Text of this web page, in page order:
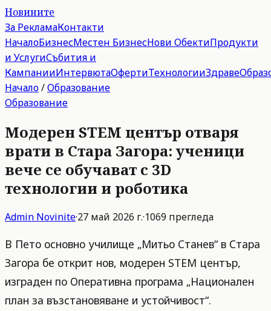
Новините
За РекламаКонтакти
НачалоБизнесМестен БизнесНови ОбектиПродукти
и УслугиСъбития и
КампанииИнтервютаОфертиТехнологииЗдраве
Начало/Образование
Образование
Модерен STEM център отваря
врати в Стара Загора: ученици
вече се обучават с 3D
технологии и роботика
Admin Novinite·27 май 2026 г.·1069 прегледа
В Пето основно училище „Митьо Станев“ в Стара
Загора бе открит нов, модерен STEM център,
изграден по Оперативна програма „Национален
план за възстановяване и устойчивост“.